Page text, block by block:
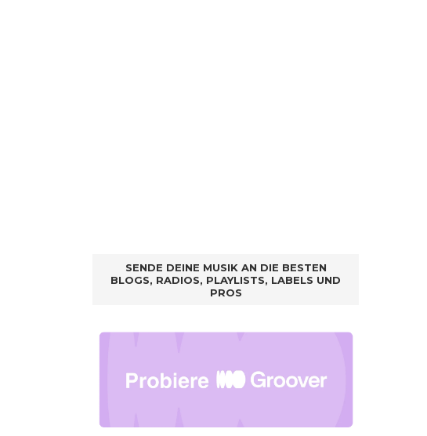
SENDE DEINE MUSIK AN DIE BESTEN
BLOGS, RADIOS, PLAYLISTS, LABELS UND
PROS